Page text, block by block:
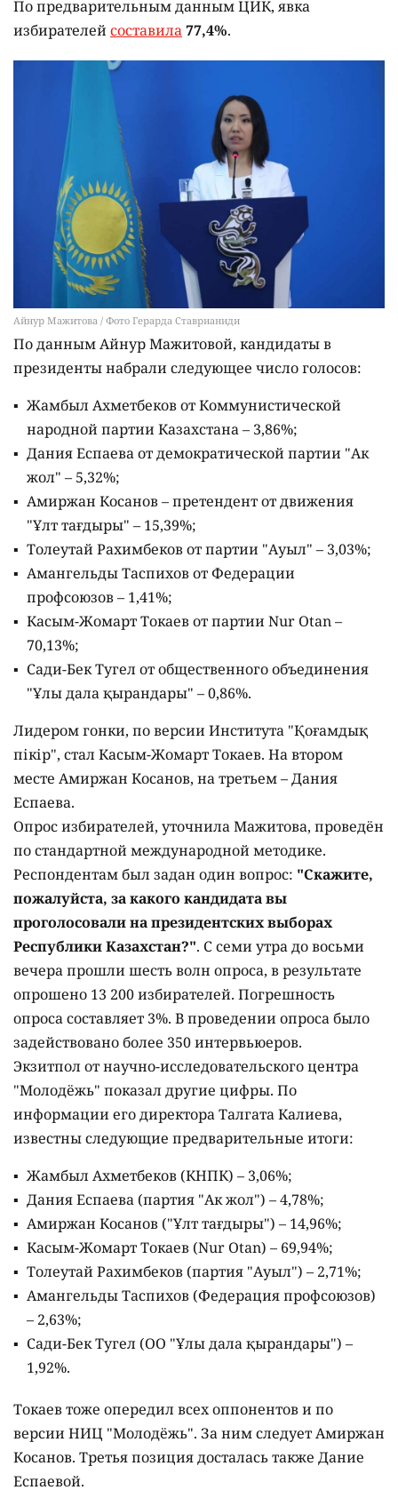
По предварительным данным ЦИК, явка
избирателейсоставила77,4%.
Айнур Мажитова / Фото Герарда Ставрианиди
По данным Айнур Мажитовой, кандидаты в
президенты набрали следующее число голосов:
Жамбыл Ахметбеков от Коммунистической
народной партии Казахстана – 3,86%;
Дания Еспаева от демократической партии "Ак
жол" – 5,32%;
Амиржан Косанов – претендент от движения
"Ұлт тағдыры" – 15,39%;
Толеутай Рахимбеков от партии "Ауыл" – 3,03%;
Амангельды Таспихов от Федерации
профсоюзов – 1,41%;
Касым-Жомарт Токаев от партии Nur Otan –
70,13%;
Сади-Бек Тугел от общественного объединения
"Ұлы дала қырандары" – 0,86%.
Лидером гонки, по версии Института "Қоғамдық
пікір", стал Касым-Жомарт Токаев. На втором
месте Амиржан Косанов, на третьем – Дания
Еспаева.
Опрос избирателей, уточнила Мажитова, проведён
по стандартной международной методике.
Респондентам был задан один вопрос: "Скажите,
пожалуйста, за какого кандидата вы
проголосовали на президентских выборах
Республики Казахстан?". С семи утра до восьми
вечера прошли шесть волн опроса, в результате
опрошено 13 200 избирателей. Погрешность
опроса составляет 3%. В проведении опроса было
задействовано более 350 интервьюеров.
Экзитпол от научно-исследовательского центра
"Молодёжь" показал другие цифры. По
информации его директора Талгата Калиева,
известны следующие предварительные итоги:
Жамбыл Ахметбеков (КНПК) – 3,06%;
Дания Еспаева (партия "Ак жол") – 4,78%;
Амиржан Косанов ("Ұлт тағдыры") – 14,96%;
Касым-Жомарт Токаев (Nur Otan) – 69,94%;
Толеутай Рахимбеков (партия "Ауыл") – 2,71%;
Амангельды Таспихов (Федерация профсоюзов)
– 2,63%;
Сади-Бек Тугел (ОО "Ұлы дала қырандары") –
1,92%.
Токаев тоже опередил всех оппонентов и по
версии НИЦ "Молодёжь". За ним следует Амиржан
Косанов. Третья позиция досталась также Дание
Еспаевой.